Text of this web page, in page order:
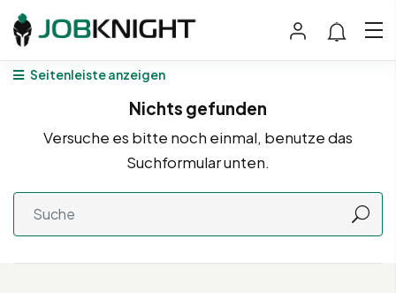
Seitenleiste anzeigen
Nichts gefunden
Versuche es bitte noch einmal, benutze das
Suchformular unten.